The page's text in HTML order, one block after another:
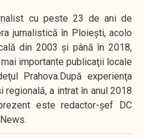
cu peste 23 de ani de
jurnalistică în Ploieşti, acolo
din 2003 şi până în 2018,
importante publicaţii locale
Prahova.După experienţa
regională, a intrat în anul 2018
este redactor-şef DC